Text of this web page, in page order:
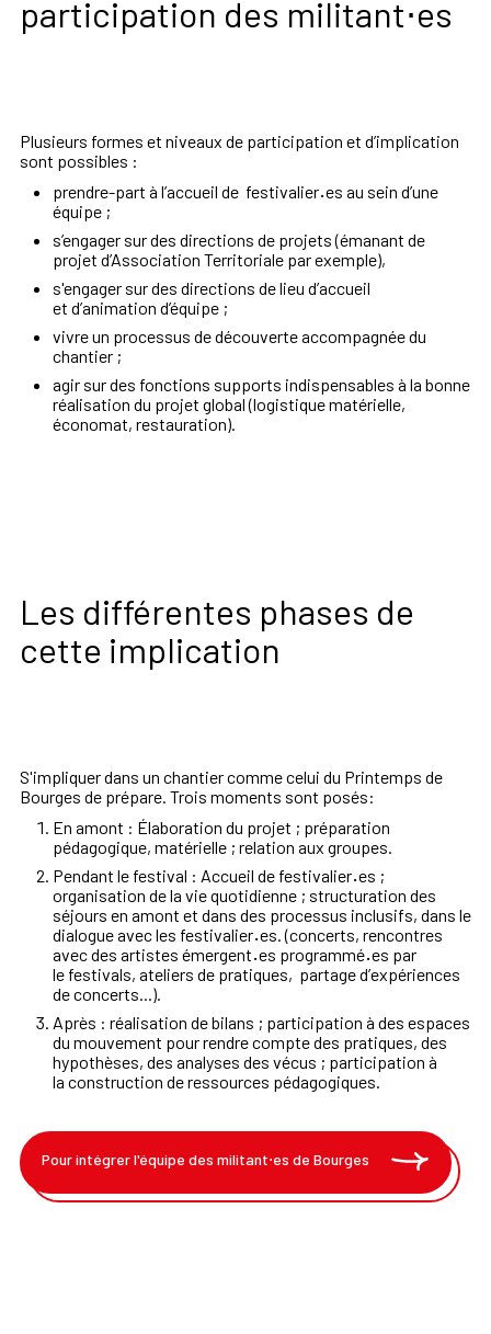
participation des militant⋅es
Plusieurs formes et niveaux de participation et d’implication
sont possibles :
prendre-part à l’accueil de festivalier·es au sein d’une
équipe ;
s’engager surdes directions de projets (émanant de
projet d’Association Territoriale parexemple),
s'engager surdes directions delieu d’accueil
et d’animation d’équipe ;
vivreun processus dedécouverteaccompagnéedu
chantier ;
agir surdes fonctions supports indispensables à la bonne
réalisation du projet global(logistiquematérielle,
économat, restauration)
Les différentes phases de
cette implication
S'impliquer dans un chantier comme celui du Printemps de
Bourges de prépare. Trois moments sont posés:
En amont : Élaboration du projet ; préparation
pédagogique, matérielle ; relation aux groupes
Pendant le festival : Accueil de festivalier·es ;
organisation dela viequotidienne ; structuration des
séjours en amont et dans des processus inclusifs, dans le
dialogueavecles festivalier·es (concerts, rencontres
avecdes artistes émergent·es programmé·es par
le festivals, ateliers de pratiques, partaged’expériences
deconcerts )
Après : réalisation debilans ; participation à des espaces
du mouvement pourrendrecomptedes pratiques, des
hypothèses, des analyses des vécus ; participation à
la construction deressources pédagogiques
Pour intégrer l'équipe des militant⋅es de Bourges